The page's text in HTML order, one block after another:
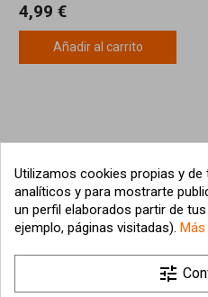
4,99 €
Añadir al carrito
Utilizamos cookies propias y
analíticos y para mostrarte
un perfil elaborados partir de
ejemplo, páginas visitadas).
tune